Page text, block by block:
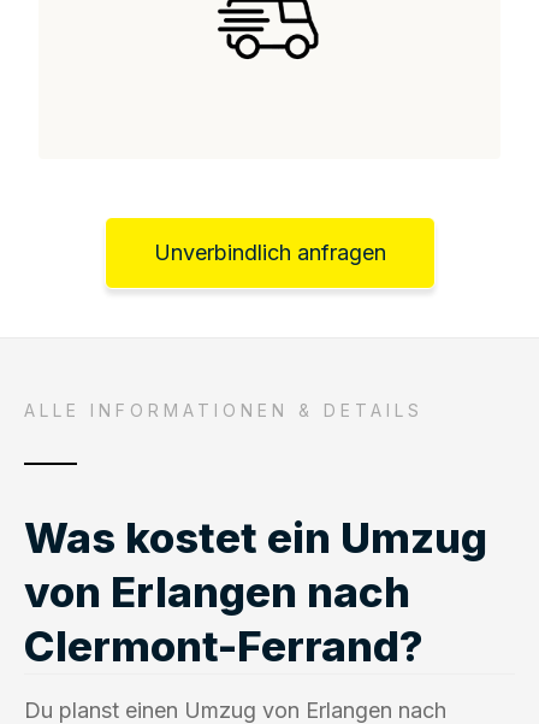
Unverbindlich anfragen
ALLE INFORMATIONEN & DETAILS
Was kostet ein Umzug
von Erlangen nach
Clermont-Ferrand?
Du planst einen Umzug von Erlangen nach